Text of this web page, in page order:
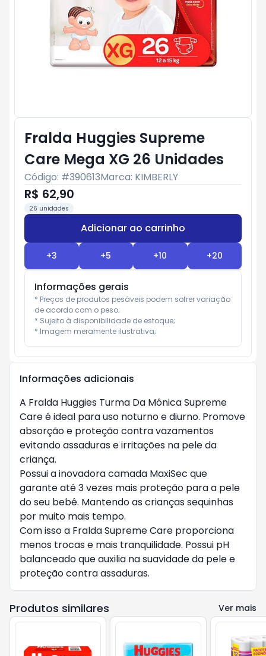
Fralda Huggies Supreme
Care Mega XG 26 Unidades
Código: #390613Marca: KIMBERLY
R$ 62,90
26 unidades
Adicionar ao carrinho
+3 +5 +10 +20
Informações gerais
* Preços de produtos pesáveis podem sofrer variação
de acordo com o peso;
* Sujeito à disponibilidade de estoque;
* Imagem meramente ilustrativa;
Informações adicionais
A Fralda Huggies Turma Da Mônica Supreme
Care é ideal para uso noturno e diurno. Promove
absorção e proteção contra vazamentos
evitando assaduras e irritações na pele da
criança.
Possui a inovadora camada MaxiSec que
garante até 3 vezes mais proteção para a pele
do seu bebê. Mantendo as crianças sequinhas
por muito mais tempo.
Com isso a Fralda Supreme Care proporciona
menos trocas e mais tranquilidade. Possui pH
balanceado que auxilia na suavidade da pele e
proteção contra assaduras.
Produtos similares Ver mais